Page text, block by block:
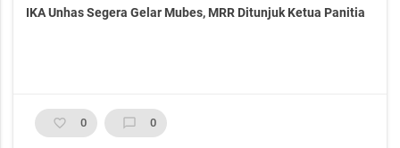
IKA Unhas Segera Gelar Mubes, MRR Ditunjuk Ketua Panitia
favorite_border 0 chat_bubble_outline 0